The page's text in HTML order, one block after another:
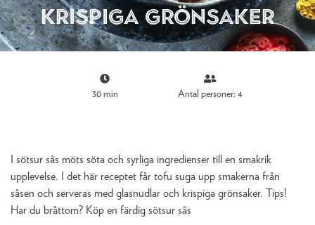
krispiga grönsaker
30 min Antal personer: 4
I sötsur sås möts söta och syrliga ingredienser till en smakrik
upplevelse. I det här receptet får tofu suga upp smakerna från
såsen och serveras med glasnudlar och krispiga grönsaker. Tips!
Har du bråttom? Köp en färdig sötsur sås